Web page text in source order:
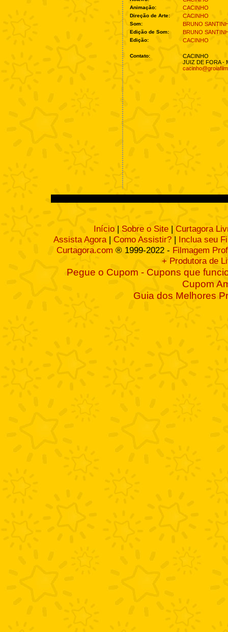
Animação: CACINHO
Direção de Arte: CACINHO
Som: BRUNO
Edição de Som: BRUNO
Edição: CACINHO
Contato:
CACINHO
JUIZ DE FORA -
Início | Sobre o Site | Curtagora
Assista Agora| Como Assistir? | Inclua seu
Curtagora.com ® 1999-2022 - Filmagem
+ Produtora de
Pegue o Cupom - Cupons que
Cupom
Guia dos Melhores